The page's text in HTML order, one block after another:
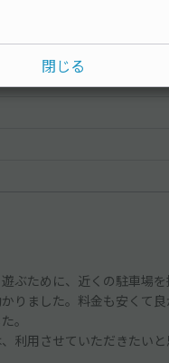
ぶために、近くの駐車場
りました。料金も安くて良
。
利用させていただきたいと
閉じる